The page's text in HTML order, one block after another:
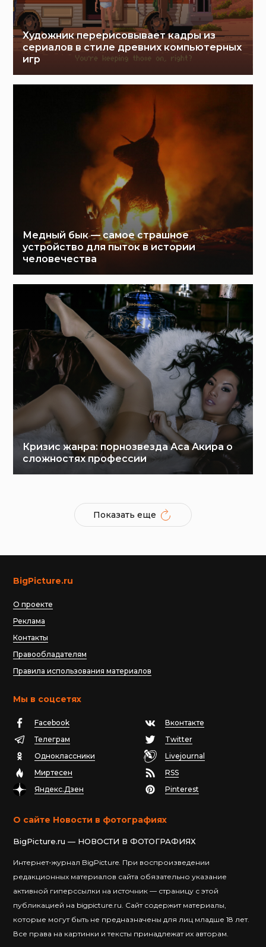
Художник перерисовывает кадры из
сериалов в стиле древних компьютерных
игр
Медный бык — самое страшное
устройство для пыток в истории
человечества
Кризис жанра: порнозвезда Аса Акира о
сложностях профессии
Показать еще
BigPicture.ru
О проекте
Реклама
Контакты
Правообладателям
Правила использования материалов
Мы в соцсетях
Facebook
Вконтакте
Телеграм
Twitter
Одноклассники
Livejournal
Миртесен
RSS
Яндекс.Дзен
Pinterest
О сайте Новости в фотографиях
BigPicture.ru — НОВОСТИ В ФОТОГРАФИЯХ
Интернет-журнал BigPicture. При воспроизведении
редакционных материалов сайта обязательно указание
активной гиперссылки на источник — страницу с этой
публикацией на bigpicture.ru. Сайт содержит материалы,
которые могут быть не предназначены для лиц младше 18 лет.
Все права на картинки и тексты принадлежат их авторам.